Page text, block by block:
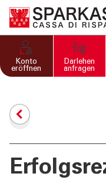
PRIVATKUNDEN
FAMILIEN
Konto
eröffnen
Darlehen
anfragen